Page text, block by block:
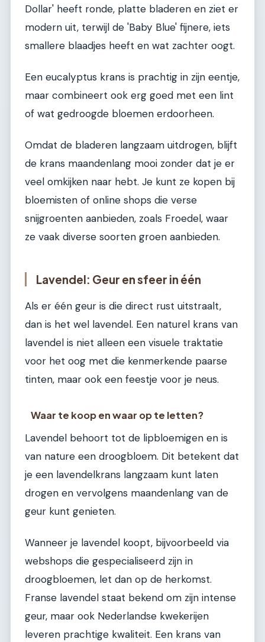
Dollar' heeft ronde, platte bladeren en ziet er
modern uit, terwijl de 'Baby Blue' fijnere, iets
smallere blaadjes heeft en wat zachter oogt.
Een eucalyptus krans is prachtig in zijn eentje,
maar combineert ook erg goed met een lint
of wat gedroogde bloemen erdoorheen.
Omdat de bladeren langzaam uitdrogen, blijft
de krans maandenlang mooi zonder dat je er
veel omkijken naar hebt. Je kunt ze kopen bij
bloemisten of online shops die verse
snijgroenten aanbieden, zoals Froedel, waar
ze vaak diverse soorten groen aanbieden.
Lavendel: Geur en sfeer in één
Als er één geur is die direct rust uitstraalt,
dan is het wel lavendel. Een naturel krans van
lavendel is niet alleen een visuele traktatie
voor het oog met die kenmerkende paarse
tinten, maar ook een feestje voor je neus.
Waar te koop en waar op te letten?
Lavendel behoort tot de lipbloemigen en is
van nature een droogbloem. Dit betekent dat
je een lavendelkrans langzaam kunt laten
drogen en vervolgens maandenlang van de
geur kunt genieten.
Wanneer je lavendel koopt, bijvoorbeeld via
webshops die gespecialiseerd zijn in
droogbloemen, let dan op de herkomst.
Franse lavendel staat bekend om zijn intense
geur, maar ook Nederlandse kwekerijen
leveren prachtige kwaliteit. Een krans van